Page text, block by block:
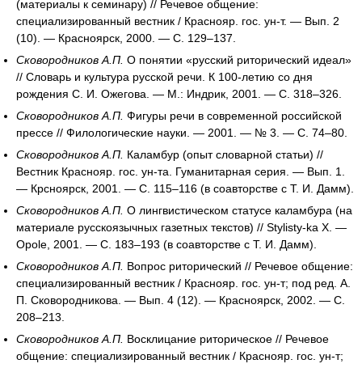
(материалы к семинару) // Речевое общение:
специализированный вестник / Краснояр. гос. ун-т. — Вып. 2
(10). — Красноярск, 2000. — С. 129–137.
Сковородников А.П. О понятии «русский риторический идеал»
// Словарь и культура русской речи. К 100-летию со дня
рождения С. И. Ожегова. — М.: Индрик, 2001. — С. 318–326.
Сковородников А.П. Фигуры речи в современной российской
прессе // Филологические науки. — 2001. — № 3. — С. 74–80.
Сковородников А.П. Каламбур (опыт словарной статьи) //
Вестник Краснояр. гос. ун-та. Гуманитарная серия. — Вып. 1.
— Крсноярск, 2001. — С. 115–116 (в соавторстве с Т. И. Дамм).
Сковородников А.П. О лингвистическом статусе каламбура (на
материале русскоязычных газетных текстов) // Stylisty-ka X. —
Opole, 2001. — С. 183–193 (в соавторстве с Т. И. Дамм).
Сковородников А.П. Вопрос риторический // Речевое общение:
специализированный вестник / Краснояр. гос. ун-т; под ред. А.
П. Сковородникова. — Вып. 4 (12). — Красноярск, 2002. — С.
208–213.
Сковородников А.П. Восклицание риторическое // Речевое
общение: специализированный вестник / Краснояр. гос. ун-т;